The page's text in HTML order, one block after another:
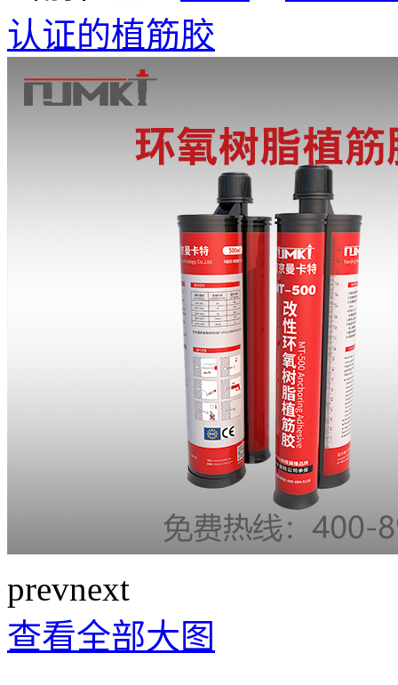
认证的植筋胶
prevnext
查看全部大图